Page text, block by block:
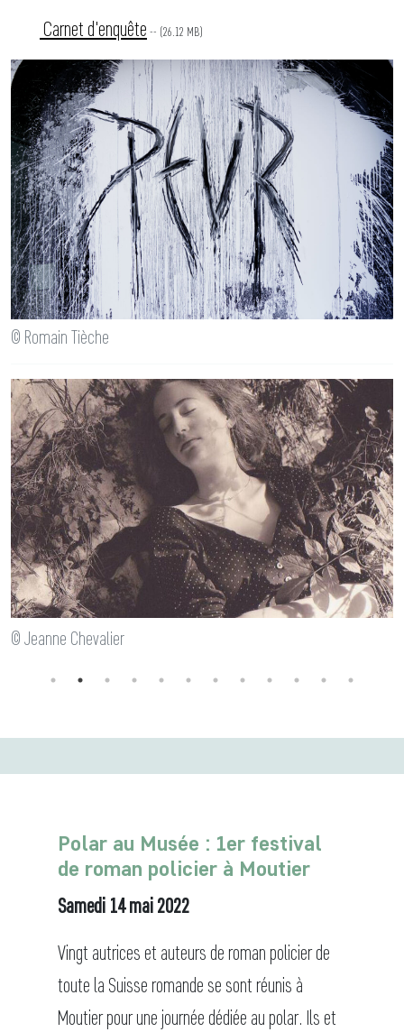
Carnet d'enquête -- (26.12 MB)
© Romain Tièche
© Jeanne Chevalier
Polar au Musée : 1er festival
de roman policier à Moutier
Samedi 14 mai 2022
Vingt autrices et auteurs de roman policier de
toute la Suisse romande se sont réunis à
Moutier pour une journée dédiée au polar. Ils et